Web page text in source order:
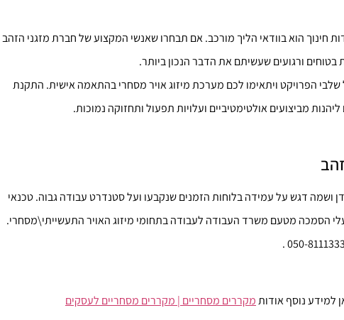
חינוך הוא בוודאי הליך מורכב. אם תבחרו שאנשי המקצוע של חברת מזגני הזהב
ורגועים שעשיתם את הדבר הנכון ביותר.
שלבי הפרויקט ויתאימו לכם מערכת מיזוג אויר מסחרי בהתאמה אישית. התקנת
מביצועים אולטימטיביים ועלויות תפעול ותחזוקה נמוכות.
ושמה דגש על עמידה בלוחות הזמנים שנקבעו ועל סטנדרט עבודה גבוה. טכנאי
הסמכה מטעם משרד העבודה לעבודה בתחומי מיזוג האויר התעשייתי\מסחרי.
למידע נוסף אודותמקררים מסחריים | מקררים מסחריים לעסקים